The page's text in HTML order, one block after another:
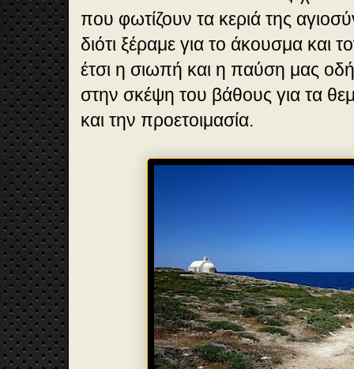
που φωτίζουν τα κεριά της
διότι ξέραμε για το άκουσμα και
έτσι η σιωπή και η παύση μας
στην σκέψη του βάθους για τα
και την προετοιμασία.